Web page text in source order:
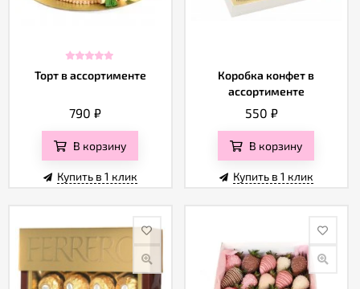
Торт в ассортименте
790₽
В корзину
Купить в 1 клик
Коробка конфет в
ассортименте
550 ₽
В корзину
Купить в 1 клик